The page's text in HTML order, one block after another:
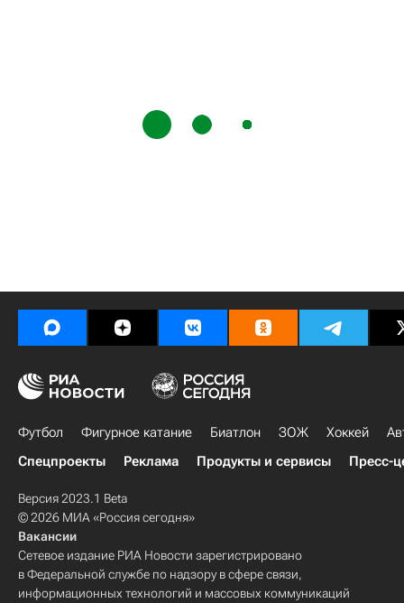
Футбол Фигурное катание Биатлон ЗОЖ Хоккей
Спецпроекты
Реклама Продукты и сервисы Пресс-
Версия 2023.1 Beta
© 2026 МИА «Россия сегодня»
Вакансии
Сетевое издание РИА Новости зарегистрировано
в Федеральной службе по надзору в сфере связи,
информационных технологий и массовых коммуникаций